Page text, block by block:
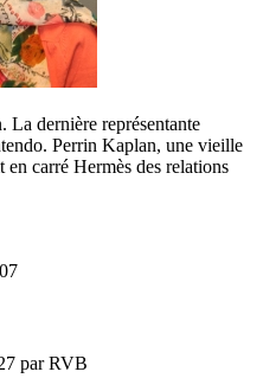
dernière représentante
Perrin Kaplan, une vieille
carré Hermès des relations
par RVB